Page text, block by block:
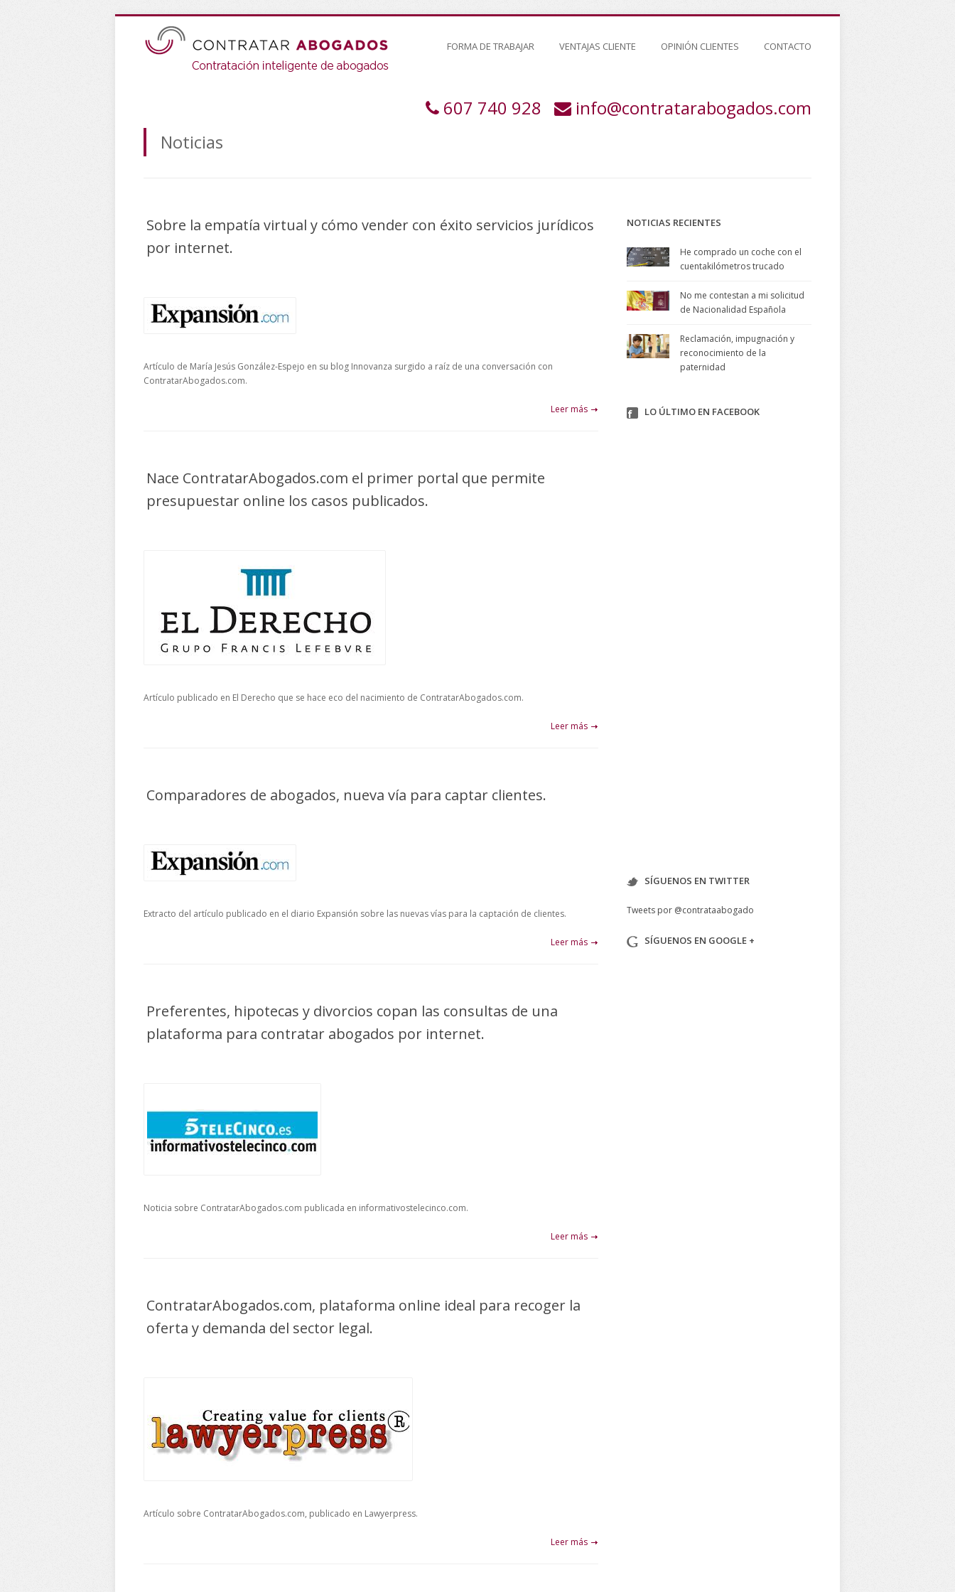
FORMA DE TRABAJAR VENTAJAS CLIENTE OPINIÓN CLIENTES CONTACTO
607 740 928
info@contratarabogados.com
Noticias
Sobre la empatía virtual y cómo vender con éxito servicios jurídicos
por internet.
Artículo de María Jesús González-Espejo en su blog Innovanza surgido a raíz de una conversación con
ContratarAbogados.com.
Leer más
Nace ContratarAbogados.com el primer portal que permite
presupuestar online los casos publicados.
Artículo publicado en El Derecho que se hace eco del nacimiento de ContratarAbogados.com.
Leer más
Comparadores de abogados, nueva vía para captar clientes.
Extracto del artículo publicado en el diario Expansión sobre las nuevas vías para la captación de clientes.
Leer más
Preferentes, hipotecas y divorcios copan las consultas de una
plataforma para contratar abogados por internet.
Noticia sobre ContratarAbogados.com publicada en informativostelecinco.com.
Leer más
ContratarAbogados.com, plataforma online ideal para recoger la
oferta y demanda del sector legal.
Artículo sobre ContratarAbogados.com, publicado en Lawyerpress.
Leer más
NOTICIAS RECIENTES
He comprado un coche con el
cuentakilómetros trucado
No me contestan a mi solicitud
de Nacionalidad Española
Reclamación, impugnación y
reconocimiento de la
paternidad
LO ÚLTIMO EN FACEBOOK
SÍGUENOS EN TWITTER
Tweets por @contrataabogado
SÍGUENOS EN GOOGLE +